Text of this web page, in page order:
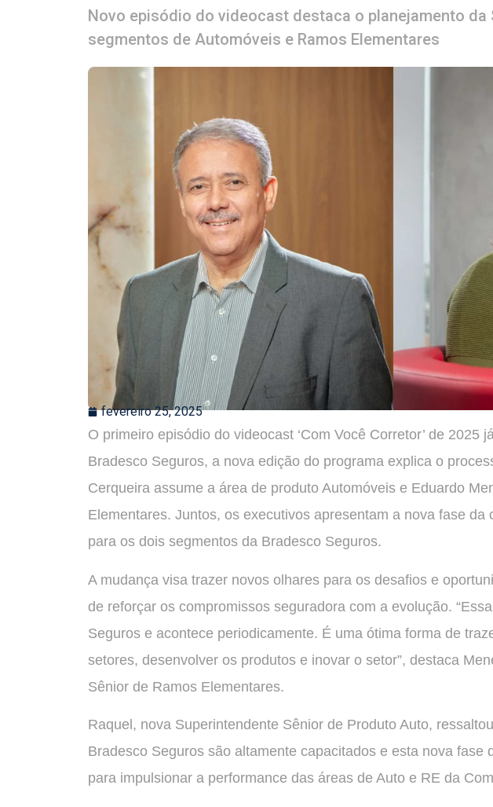
Novo episódio do videocast destaca o planejamento da
segmentos de Automóveis e Ramos Elementares
fevereiro 25, 2025
O primeiro episódio do videocast ‘Com Você Corretor’ de 2025
Bradesco Seguros, a nova edição do programa explica o
Cerqueira assume a área de produto Automóveis e Eduardo
Elementares. Juntos, os executivos apresentam a nova fase da
para os dois segmentos da Bradesco Seguros.
A mudança visa trazer novos olhares para os desafios e
de reforçar os compromissos seguradora com a evolução.
Seguros e acontece periodicamente. É uma ótima forma de
setores, desenvolver os produtos e inovar o setor”, destaca
Sênior de Ramos Elementares.
Raquel, nova Superintendente Sênior de Produto Auto,
Bradesco Seguros são altamente capacitados e esta nova fase
para impulsionar a performance das áreas de Auto e RE da